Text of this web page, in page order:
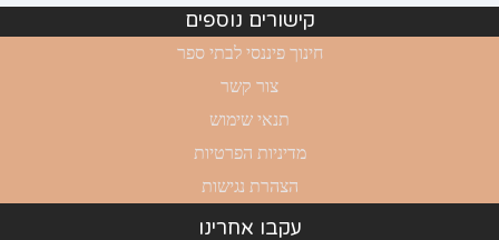
קישורים נוספים
חינוך פיננסי לבתי ספר
צור קשר
תנאי שימוש
מדיניות הפרטיות
הצהרת נגישות
עקבו אחרינו